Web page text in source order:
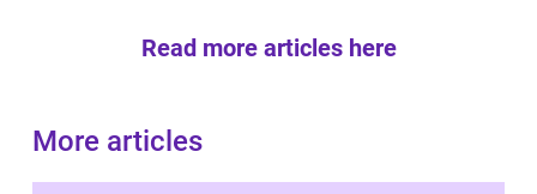
Read more articles here
More articles